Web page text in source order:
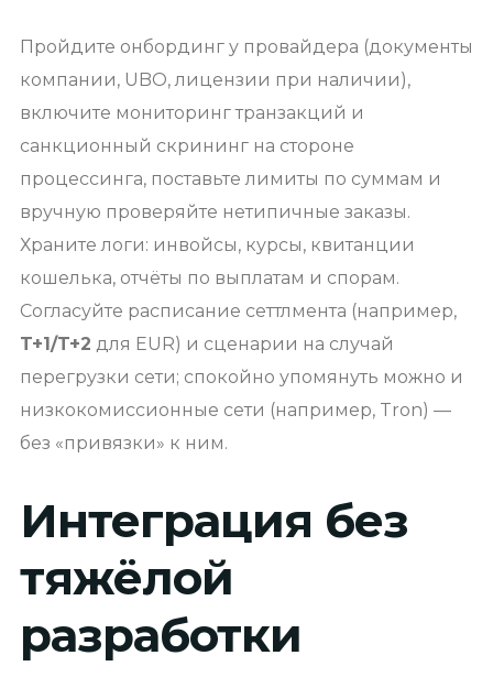
Пройдите онбординг у провайдера (документы
компании, UBO, лицензии при наличии),
включите мониторинг транзакций и
санкционный скрининг на стороне
процессинга, поставьте лимиты по суммам и
вручную проверяйте нетипичные заказы.
Храните логи: инвойсы, курсы, квитанции
кошелька, отчёты по выплатам и спорам.
Согласуйте расписание сеттлмента (например,
T+1/T+2 для EUR) и сценарии на случай
перегрузки сети; спокойно упомянуть можно и
низкокомиссионные сети (например, Tron) —
без «привязки» к ним.
Интеграция без
тяжёлой
разработки